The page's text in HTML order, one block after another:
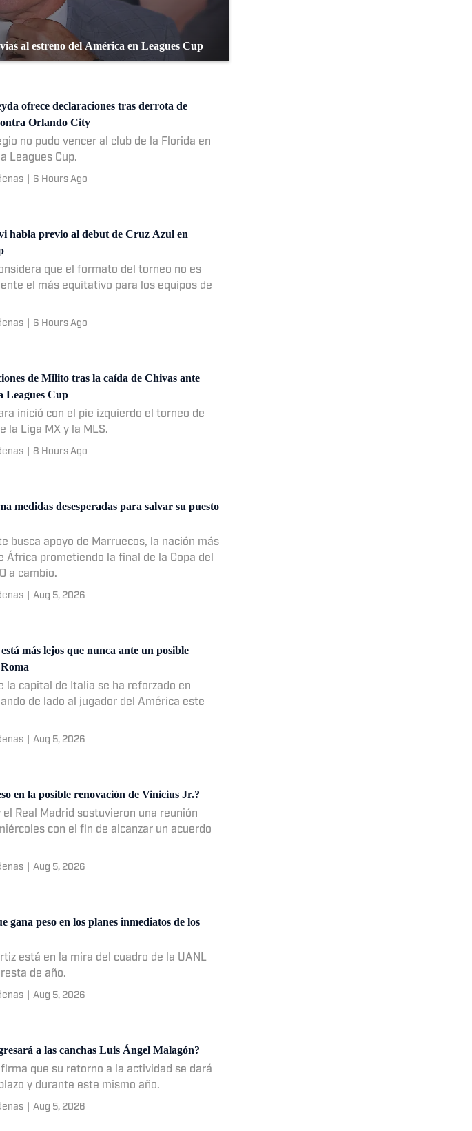
al estreno del América en Leagues Cup
ofrece declaraciones tras derrota de
Orlando City
no pudo vencer al club de la Florida en
Leagues Cup.
6 Hours Ago
habla previo al debut de Cruz Azul en
que el formato del torneo no es
el más equitativo para los equipos de
6 Hours Ago
de Milito tras la caída de Chivas ante
Leagues Cup
inició con el pie izquierdo el torneo de
la Liga MX y la MLS.
8 Hours Ago
medidas desesperadas para salvar su puesto
busca apoyo de Marruecos, la nación más
África prometiendo la final de la Copa del
a cambio.
Aug 5, 2026
más lejos que nunca ante un posible
la capital de Italia se ha reforzado en
de lado al jugador del América este
Aug 5, 2026
en la posible renovación de Vinicius Jr.?
el Real Madrid sostuvieron una reunión
con el fin de alcanzar un acuerdo
Aug 5, 2026
gana peso en los planes inmediatos de los
está en la mira del cuadro de la UANL
de año.
Aug 5, 2026
a las canchas Luis Ángel Malagón?
que su retorno a la actividad se dará
y durante este mismo año.
Aug 5, 2026